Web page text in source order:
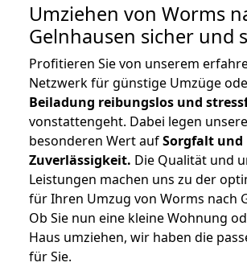
Umziehen von Worms
Gelnhausen sicher und
Profitieren Sie von unserem
Netzwerk für günstige Umzüge
Beiladung reibungslos und
vonstattengeht. Dabei legen
besonderen Wert aufSorgfalt und
Zuverlässigkeit. Die Qualität und
Leistungen machen uns zu der
für Ihren Umzug von Worms nach
Ob Sie nun eine kleine Wohnung
Haus umziehen, wir haben die
für Sie.